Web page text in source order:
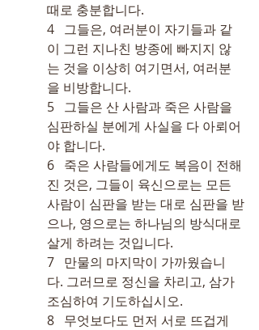
때로 충분합니다.
4   그들은, 여러분이 자기들과 같
이 그런 지나친 방종에 빠지지 않
는 것을 이상히 여기면서, 여러분
을 비방합니다.
5   그들은 산 사람과 죽은 사람을
심판하실 분에게 사실을 다 아뢰어
야 합니다.
6   죽은 사람들에게도 복음이 전해
진 것은, 그들이 육신으로는 모든
사람이 심판을 받는 대로 심판을 받
으나, 영으로는 하나님의 방식대로
살게 하려는 것입니다.
7   만물의 마지막이 가까웠습니
다. 그러므로 정신을 차리고, 삼가
조심하여 기도하십시오.
8   무엇보다도 먼저 서로 뜨겁게